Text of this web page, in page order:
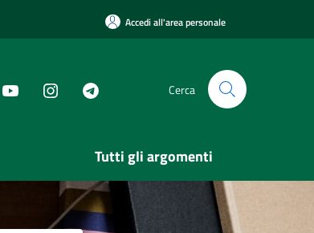
Accedi all'area personale
Cerca
Tutti gli argomenti